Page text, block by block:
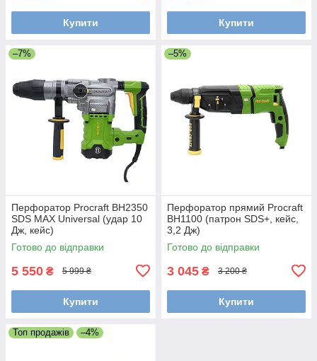
Купити Купити
–7%
Перфоратор Procraft BH2350
SDS MAX Universal (удар 10
Дж, кейс)
Готово до відправки
5 550 ₴ 5 999 ₴
Купити
–5%
Перфоратор прямий Procraft
BH1100 (патрон SDS+, кейс,
3,2 Дж)
Готово до відправки
3 045 ₴ 3 200 ₴
Купити
Топ продажів –4%